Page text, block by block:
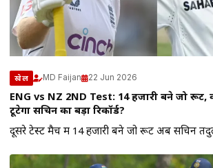
खेल MD Faijan 22 Jun 2026
ENG vs NZ 2ND Test: 14 हजारी बने जो
टूटेगा सचिन का बड़ा रिकॉर्ड?
दूसरे टेस्ट मैच में 14 हजारी बने जो रूट अब सचिन